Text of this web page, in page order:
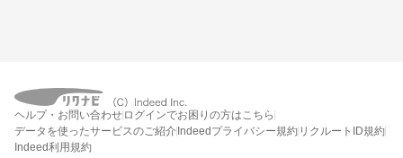
ヘルプ・お問い合わせ ログインでお困りの方はこちら
データを使ったサービスのご紹介Indeedプライバシー規約 リクルートID規約
Indeed利用規約